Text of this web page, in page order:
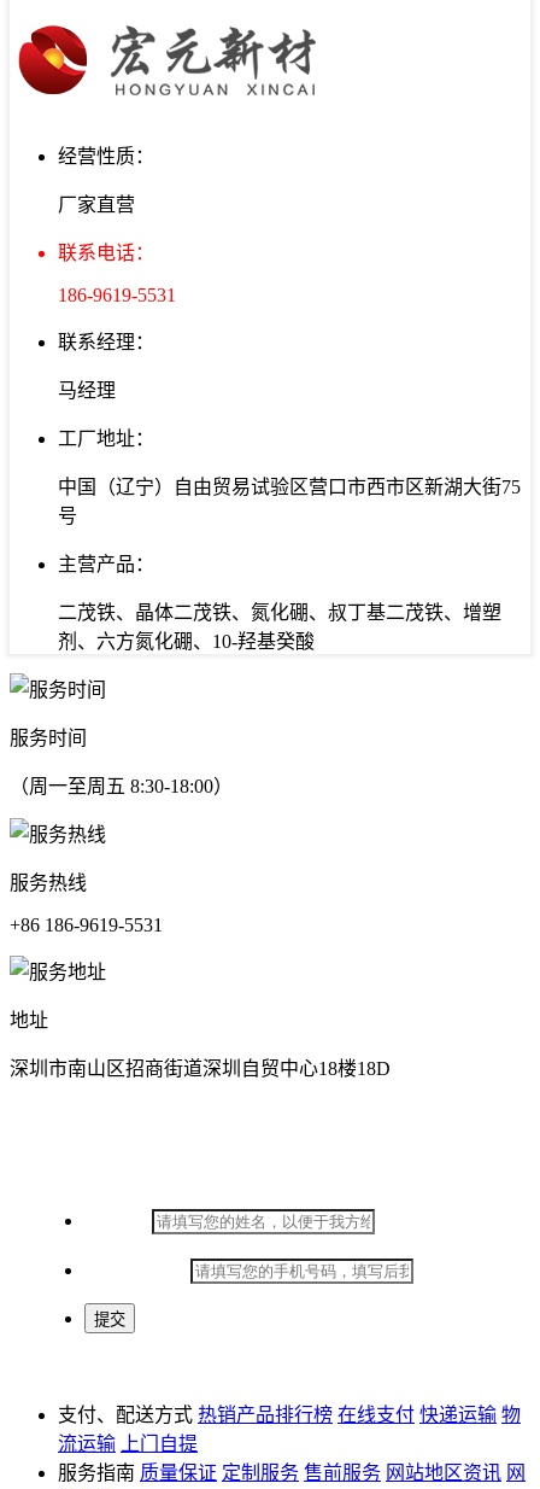
经营性质：
厂家直营
联系电话：
186-9619-5531
联系经理：
马经理
工厂地址：
中国（辽宁）自由贸易试验区营口市西市区新湖大街75
号
主营产品：
二茂铁、晶体二茂铁、氮化硼、叔丁基二茂铁、增塑
剂、六方氮化硼、10-羟基癸酸
服务时间
（周一至周五 8:30-18:00）
服务热线
+86 186-9619-5531
地址
深圳市南山区招商街道深圳自贸中心18楼18D
支付、配送方式 热销产品排行榜 在线支付 快递运输 物
流运输
上门自提
服务指南 质量保证 定制服务 售前服务 网站地区资讯 网